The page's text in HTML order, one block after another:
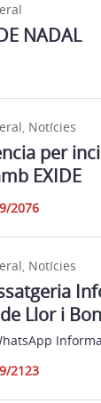
NADAL
, Notícies
per
EXIDE
2076
, Notícies
Llor i
2123